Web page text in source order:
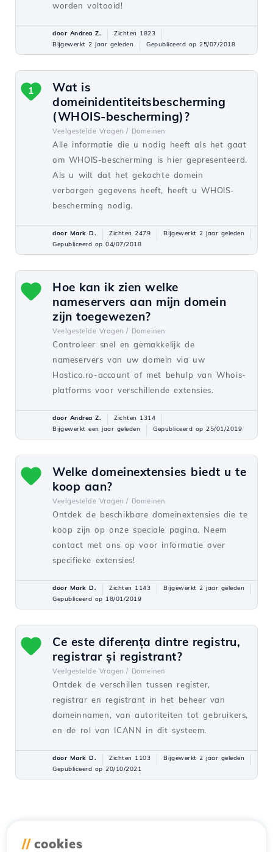
worden voltooid!
door Andrea Z.
Zichten 1823
Bijgewerkt 2 jaar geleden
Gepubliceerd op 25/07/2018
Wat is
domeinidentiteitsbescherming
(WHOIS-bescherming)?
Veelgestelde Vragen / Domeinen
Alle informatie die u nodig heeft als het gaat
om WHOIS-bescherming is hier gepresenteerd.
Als u wilt dat het gekochte domein
verborgen gegevens heeft, heeft u WHOIS-
bescherming nodig.
1
door Mark D. Zichten 2479
Bijgewerkt 2 jaar geleden
Gepubliceerd op 04/07/2018
Hoe kan ik zien welke
nameservers aan mijn domein
zijn toegewezen?
Veelgestelde Vragen / Domeinen
Controleer snel en gemakkelijk de
nameservers van uw domein via uw
Hostico.ro-account of met behulp van Whois-
platforms voor verschillende extensies.
door Andrea Z.
Zichten 1314
Bijgewerkt een jaar geleden
Gepubliceerd op 25/01/2019
Welke domeinextensies biedt u te
koop aan?
Veelgestelde Vragen / Domeinen
Ontdek de beschikbare domeinextensies die te
koop zijn op onze speciale pagina. Neem
contact met ons op voor informatie over
specifieke extensies!
door Mark D. Zichten 1143
Bijgewerkt 2 jaar geleden
Gepubliceerd op 18/01/2019
Ce este diferența dintre registru,
registrar și registrant?
Veelgestelde Vragen / Domeinen
Ontdek de verschillen tussen register,
registrar en registrant in het beheer van
domeinnamen, van autoriteiten tot gebruikers,
en de rol van ICANN in dit systeem.
door Mark D. Zichten 1103
Bijgewerkt 2 jaar geleden
Gepubliceerd op 20/10/2021
// cookies